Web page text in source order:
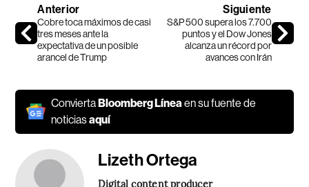
Anterior
Cobre toca máximos de casi
tres meses ante la
expectativa de un posible
arancel de Trump
Siguiente
S&P 500 supera los 7.700
puntos y el Dow Jones
alcanza un récord por
avances con Irán
ConviertaBloomberg Línea en su fuente de
noticiasaquí
Lizeth Ortega
Digital content producer